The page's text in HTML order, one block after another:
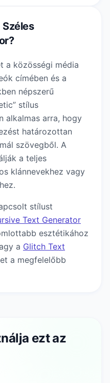
Széles
?
a közösségi média
címében és a
népszerű
stílus
alkalmas arra, hogy
határozottan
szövegből. A
a teljes
klánnevekhez vagy
stílust
Text Generator
esztétikához
a Glitch Text
a megfelelőbb
ezt az